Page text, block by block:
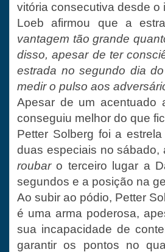
vitória consecutiva desde o
Loeb afirmou que a
vantagem tão grande
disso, apesar de ter
estrada no segundo dia
medir o pulso aos
Apesar de um acentuado
conseguiu melhor do que
Petter Solberg foi a
duas especiais no sábado,
roubaro terceiro lugar a
segundos e a posição na
Ao subir ao pódio, Petter
é uma arma poderosa,
sua incapacidade de
garantir os pontos no